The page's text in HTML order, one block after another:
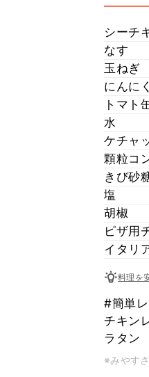
シーチ
なす
玉ねぎ
にんにく
トマト
水
ケチャ
顆粒コ
きび砂
塩
胡椒
ピザ用
イタリ
料理を
#簡単
チキン
ラタン
※みやす